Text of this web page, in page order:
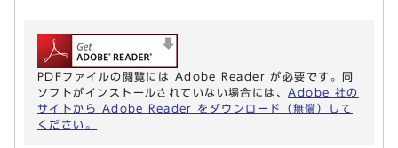
PDFファイルの閲覧には Adobe Reader が必要です。同
ソフトがインストールされていない場合には、 Adobe 社の
サイトから Adobe Reader をダウンロード（無償）して
ください。